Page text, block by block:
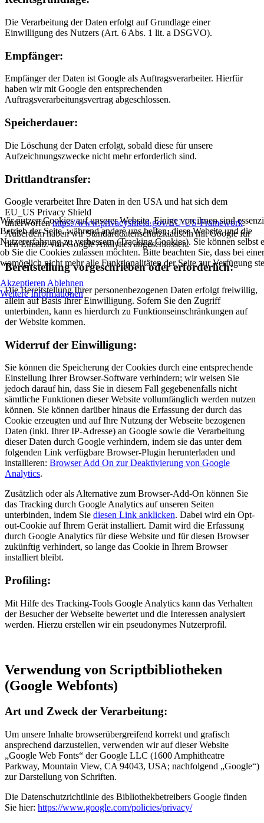
Die Verarbeitung der Daten erfolgt auf Grundlage einer
Einwilligung des Nutzers (Art. 6 Abs. 1 lit. a DSGVO).
Empfänger:
Empfänger der Daten ist Google als Auftragsverarbeiter. Hierfür
haben wir mit Google den entsprechenden
Auftragsverarbeitungsvertrag abgeschlossen.
Speicherdauer:
Die Löschung der Daten erfolgt, sobald diese für unsere
Aufzeichnungszwecke nicht mehr erforderlich sind.
Drittlandtransfer:
Google verarbeitet Ihre Daten in den USA und hat sich dem
EU_US Privacy Shield
unterworfenhttps://www.privacyshield.gov/EU-US-Framework.
Außerdem haben wir Standarddatenschutzklauseln mit Google für
den Einsatz von Google Analytics abgeschlossen.
Bereitstellung vorgeschrieben oder erforderlich:
Die Bereitstellung Ihrer personenbezogenen Daten erfolgt freiwillig,
allein auf Basis Ihrer Einwilligung. Sofern Sie den Zugriff
unterbinden, kann es hierdurch zu Funktionseinschränkungen auf
der Website kommen.
Widerruf der Einwilligung:
Sie können die Speicherung der Cookies durch eine entsprechende
Einstellung Ihrer Browser-Software verhindern; wir weisen Sie
jedoch darauf hin, dass Sie in diesem Fall gegebenenfalls nicht
sämtliche Funktionen dieser Website vollumfänglich werden nutzen
können. Sie können darüber hinaus die Erfassung der durch das
Cookie erzeugten und auf Ihre Nutzung der Webseite bezogenen
Daten (inkl. Ihrer IP-Adresse) an Google sowie die Verarbeitung
dieser Daten durch Google verhindern, indem sie das unter dem
folgenden Link verfügbare Browser-Plugin herunterladen und
installieren: Browser Add On zur Deaktivierung von Google
Analytics.
Zusätzlich oder als Alternative zum Browser-Add-On können Sie
das Tracking durch Google Analytics auf unseren Seiten
unterbinden, indem Sie diesen Link anklicken. Dabei wird ein Opt-
out-Cookie auf Ihrem Gerät installiert. Damit wird die Erfassung
durch Google Analytics für diese Website und für diesen Browser
zukünftig verhindert, so lange das Cookie in Ihrem Browser
installiert bleibt.
Profiling:
Mit Hilfe des Tracking-Tools Google Analytics kann das Verhalten
der Besucher der Webseite bewertet und die Interessen analysiert
werden. Hierzu erstellen wir ein pseudonymes Nutzerprofil.
Verwendung von Scriptbibliotheken
(Google Webfonts)
Art und Zweck der Verarbeitung:
Um unsere Inhalte browserübergreifend korrekt und grafisch
ansprechend darzustellen, verwenden wir auf dieser Website
„Google Web Fonts“ der Google LLC (1600 Amphitheatre
Parkway, Mountain View, CA 94043, USA; nachfolgend „Google“)
zur Darstellung von Schriften.
Die Datenschutzrichtlinie des Bibliothekbetreibers Google finden
Sie hier: https://www.google.com/policies/privacy/
Wir nutzen Cookies auf unserer Website. Einige von ihnen sind
Betrieb der Seite, während andere uns helfen, diese Website und die
Nutzererfahrung zu verbessern (Tracking Cookies). Sie können selbst
ob Sie die Cookies zulassen möchten. Bitte beachten Sie, dass bei
womöglich nicht mehr alle Funktionalitäten der Seite zur Verfügung
Akzeptieren Ablehnen
Weitere Informationen